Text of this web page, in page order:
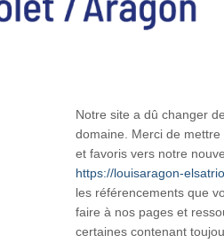
Notre site a dû changer
domaine. Merci de mettre
et favoris vers notre
https://louisaragon-
les référencements que
faire à nos pages et
certaines contenant